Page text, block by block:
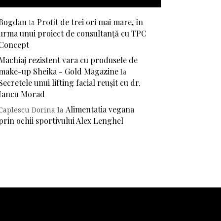
laProfit de trei ori mai mare, în
unui proiect de consultanță cu TPC
rezistent vara cu produsele de
up Sheika - Gold Magazine la
unui lifting facial reușit cu dr.
Morad
Dorina laAlimentatia vegana
ochii sportivului Alex Lenghel